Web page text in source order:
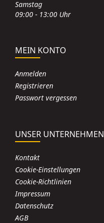
Samstag
09:00 - 13:00 Uhr
MEIN KONTO
Anmelden
Registrieren
Passwort vergessen
UNSER UNTERNEHMEN
Kontakt
Cookie-Einstellungen
Cookie-Richtlinien
Impressum
Datenschutz
AGB